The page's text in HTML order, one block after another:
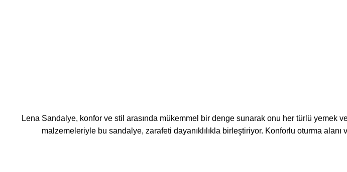
Lena Sandalye, konfor ve stil arasında mükemmel bir denge sunarak onu her türlü yemek
malzemeleriyle bu sandalye, zarafeti dayanıklılıkla birleştiriyor. Konforlu oturma